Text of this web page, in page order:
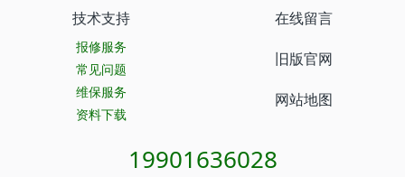
技术支持
报修服务
常见问题
维保服务
资料下载
在线留言
旧版官网
网站地图
19901636028